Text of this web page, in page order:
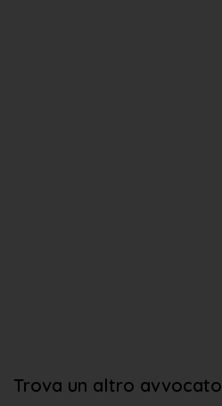
Trova un altro avvocato